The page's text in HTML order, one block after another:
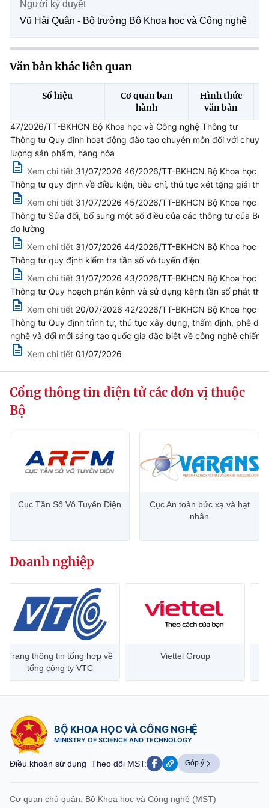
(Ghi rõ nguồn "https://mst.gov.vn" khi phát hành lại thông tin từ
website này)
Người ký duyệt
Vũ Hải Quân - Bộ trưởng Bộ Khoa học và Công nghệ
Văn bản khác liên quan
Số hiệu
Cơ quan ban
hành
Hình thức
văn bản
47/2026/TT-BKHCN Bộ Khoa học và Công nghệ Thông tư
Thông tư Quy định hoạt động đào tạo chuyên môn đối với
lượng sản phẩm, hàng hóa
Xem chi tiết 31/07/2026 46/2026/TT-BKHCN Bộ Khoa học
Thông tư quy định về điều kiện, tiêu chí, thủ tục xét tặng giải
Xem chi tiết 31/07/2026 45/2026/TT-BKHCN Bộ Khoa học
Thông tư Sửa đổi, bổ sung một số điều của các thông tư của
đo lường
Xem chi tiết 31/07/2026 44/2026/TT-BKHCN Bộ Khoa học
Thông tư quy định kiểm tra tần số vô tuyến điện
Xem chi tiết 31/07/2026 43/2026/TT-BKHCN Bộ Khoa học
Thông tư Quy hoạch phân kênh và sử dụng kênh tần số phát
Xem chi tiết 20/07/2026 42/2026/TT-BKHCN Bộ Khoa học
Thông tư Quy định trình tự, thủ tục xây dựng, thẩm định, phê
nghệ và đổi mới sáng tạo quốc gia đặc biệt về công nghệ chiến
Xem chi tiết 01/07/2026
Cổng thông tin điện tử các đơn vị thuộc
Bộ
Cục Tần Số Vô Tuyến Điện
Cục An toàn bức xạ và hạt
nhân
Doanh nghiệp
Trang thông tin tổng hợp về
tổng công ty VTC
Viettel Group
BỘ KHOA HỌC VÀ CÔNG NGHỆ
MINISTRY OF SCIENCE AND TECHNOLOGY
Điều khoản sử dụng Theo dõi MST: Góp ý
Cơ quan chủ quản: Bộ Khoa học và Công nghệ (MST)